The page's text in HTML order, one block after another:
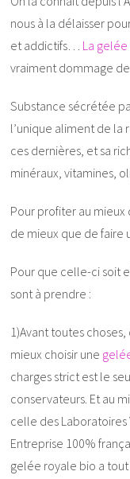
nous à la délaisser
et addictifs… La
vraiment dommage de
Substance sécrétée
l’unique aliment de la
ces dernières, et sa
minéraux, vitamines,
Pour profiter au
de mieux que de faire
Pour que celle-ci soit
sont à prendre :
1)Avant toutes
mieux choisir une
charges strict est le
conservateurs. Et au
celle des Laboratoires
Entreprise 100%
gelée royale bio a tout